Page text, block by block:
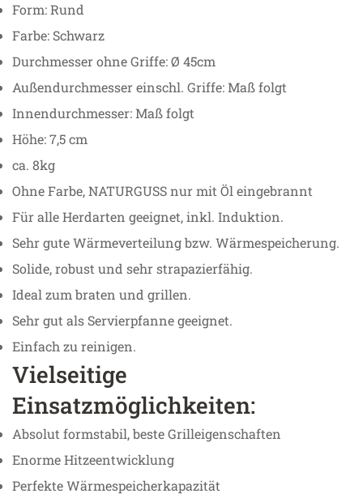
Form: Rund
Farbe: Schwarz
Durchmesser ohne Griffe: Ø 45cm
Außendurchmesser einschl. Griffe: Maß folgt
Innendurchmesser: Maß folgt
Höhe: 7,5 cm
ca. 8kg
Ohne Farbe, NATURGUSS nur mit Öl eingebrannt
Für alle Herdarten geeignet, inkl. Induktion.
Sehr gute Wärmeverteilung bzw. Wärmespeicherung.
Solide, robust und sehr strapazierfähig.
Ideal zum braten und grillen.
Sehr gut als Servierpfanne geeignet.
Einfach zu reinigen.
Vielseitige
Einsatzmöglichkeiten:
Absolut formstabil, beste Grilleigenschaften
Enorme Hitzeentwicklung
Perfekte Wärmespeicherkapazität